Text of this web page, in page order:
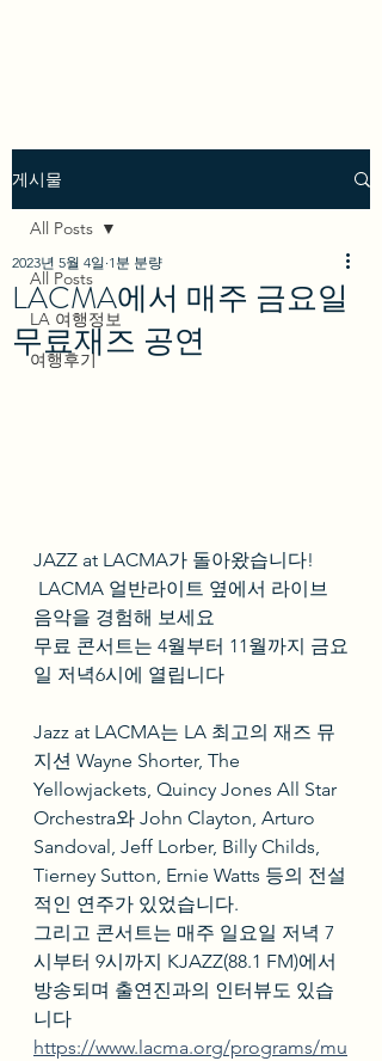
게시물
All Posts
LA 여행정보
여행후기
All Posts
LACMA에서 매주 금요일
무료재즈 공연
2023년 5월 4일 1분 분량
JAZZ at LACMA가 돌아왔습니다!
음악을 경험해 보세요
무료 콘서트는 4월부터 11월까지 금요
일 저녁6시에 열립니다
Jazz at LACMA는 LA 최고의 재즈 뮤
지션 Wayne Shorter, The
Yellowjackets, Quincy Jones All Star
Orchestra와 John Clayton, Arturo
Sandoval, Jeff Lorber, Billy Childs,
Tierney Sutton, Ernie Watts 등의 전설
적인 연주가 있었습니다.
그리고 콘서트는 매주 일요일 저녁 7
시부터 9시까지 KJAZZ(88.1 FM)에서
방송되며 출연진과의 인터뷰도 있습
니다
https://www.lacma.org/programs/mu